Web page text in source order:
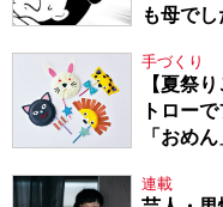
も母でし
手づくり
【夏祭
トロー
「おめ
連載